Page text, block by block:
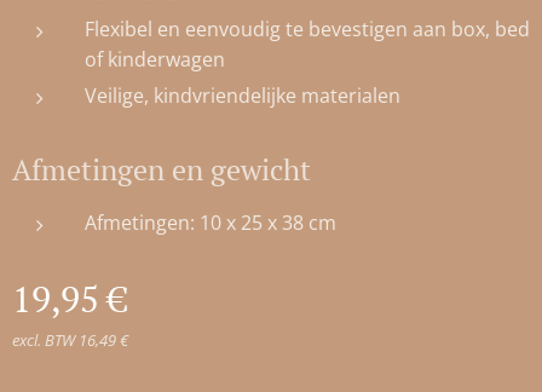
Flexibel en eenvoudig te bevestigen aan box, bed
of kinderwagen
Veilige, kindvriendelijke materialen
Afmetingen en gewicht
Afmetingen: 10 x 25 x 38 cm
19,95€
excl. BTW 16,49 €